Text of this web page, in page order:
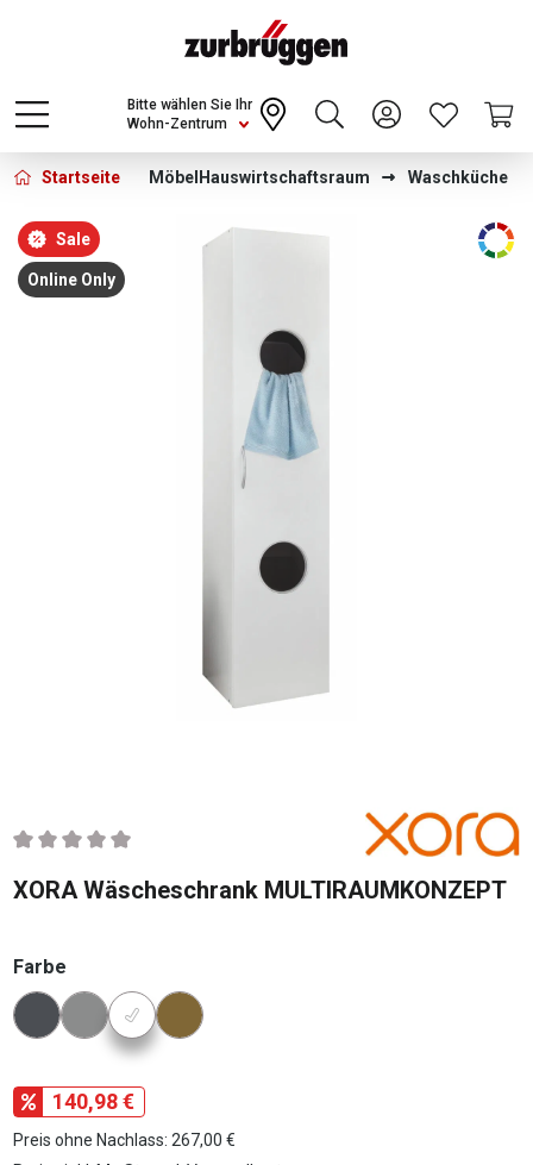
Choose a different country or region to see
content for your location and shop online
CONTINUE
Wohn-Zentrum
Bitte wählen Sie Ihr
Startseite Möbel Hauswirtschaftsraum Waschküche
Bildergalerie überspringen
Sale
Online Only
Durchschnittliche Bewertung von 0 von 5 Sternen
XORA Wäscheschrank MULTIRAUMKONZEPT
Farbe
Konfigurator Farbe
140,98 €
Preis ohne Nachlass: 267,00 €